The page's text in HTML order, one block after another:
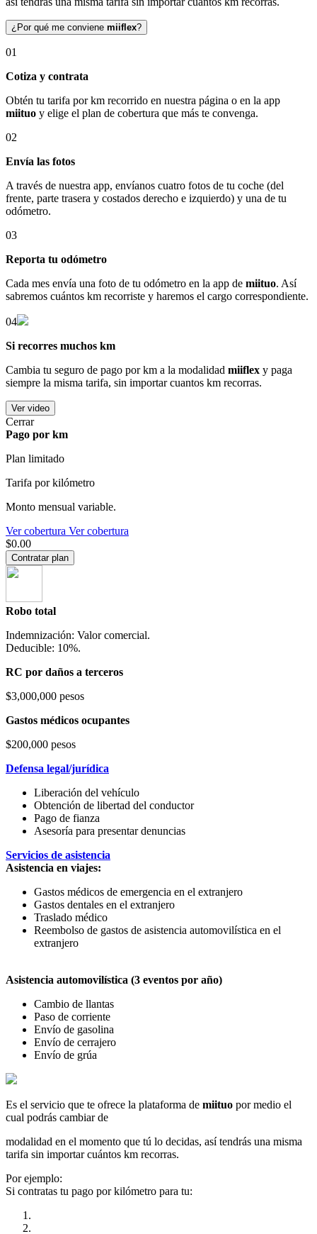
¿Por qué me conviene miiflex?
01
Cotiza y contrata
Obtén tu tarifa por km recorrido en nuestra página o en la app
miituo y elige el plan de cobertura que más te convenga.
02
Envía las fotos
A través de nuestra app, envíanos cuatro fotos de tu coche (del
frente, parte trasera y costados derecho e izquierdo) y una de tu
odómetro.
03
Reporta tu odómetro
Cada mes envía una foto de tu odómetro en la app de miituo. Así
sabremos cuántos km recorriste y haremos el cargo correspondiente.
04
Si recorres muchos km
Cambia tu seguro de pago por km a la modalidad miiflex y paga
siempre la misma tarifa, sin importar cuantos km recorras.
Ver video
Cerrar
Pago por km
Plan limitado
Tarifa por kilómetro
Monto mensual variable.
Ver cobertura Ver cobertura
$0.00
Contratar plan
Robo total
Indemnización: Valor comercial.
Deducible: 10%.
RC por daños a terceros
$3,000,000 pesos
Gastos médicos ocupantes
$200,000 pesos
Defensa legal/jurídica
Liberación del vehículo
Obtención de libertad del conductor
Pago de fianza
Asesoría para presentar denuncias
Servicios de asistencia
Asistencia en viajes:
Gastos médicos de emergencia en el extranjero
Gastos dentales en el extranjero
Traslado médico
Reembolso de gastos de asistencia automovilística en el
extranjero
Asistencia automovilística (3 eventos por año)
Cambio de llantas
Paso de corriente
Envío de gasolina
Envío de cerrajero
Envío de grúa
Es el servicio que te ofrece la plataforma de miituo por medio el
cual podrás cambiar de
modalidad en el momento que tú lo decidas, así tendrás una misma
tarifa sin importar cuántos km recorras.
Por ejemplo:
Si contratas tu pago por kilómetro para tu: